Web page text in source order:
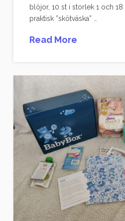
blöjor, 10 st i storlek 1 och
praktisk ”skötväska” …
Read More